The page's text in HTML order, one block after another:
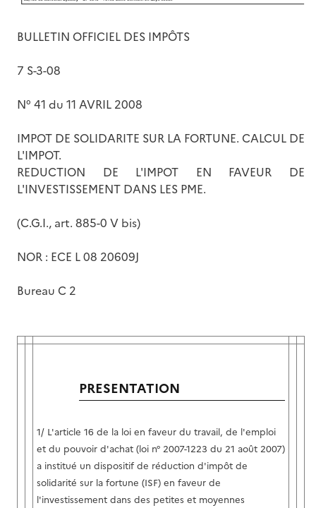
BULLETIN OFFICIEL DES IMPÔTS
7 S-3-08
N° 41 du 11 AVRIL 2008
IMPOT DE SOLIDARITE SUR LA FORTUNE. CALCUL DE
L'IMPOT.
REDUCTION DE L'IMPOT EN FAVEUR DE
L'INVESTISSEMENT DANS LES PME.
(C.G.I., art. 885-0 V bis)
NOR : ECE L 08 20609J
Bureau C 2
PRESENTATION
1/ L'article 16 de la loi en faveur du travail, de l'emploi
et du pouvoir d'achat (loi n° 2007-1223 du 21 août 2007)
a institué un dispositif de réduction d'impôt de
solidarité sur la fortune (ISF) en faveur de
l'investissement dans des petites et moyennes